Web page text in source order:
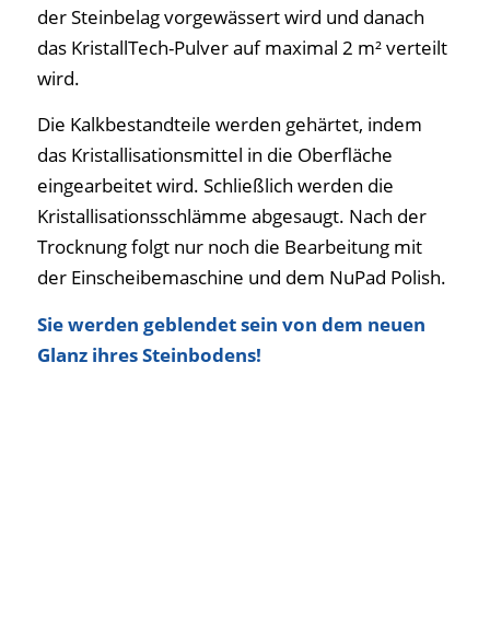
der Steinbelag vorgewässert wird und danach
das KristallTech-Pulver auf maximal 2 m² verteilt
wird.
Die Kalkbestandteile werden gehärtet, indem
das Kristallisationsmittel in die Oberfläche
eingearbeitet wird. Schließlich werden die
Kristallisationsschlämme abgesaugt. Nach der
Trocknung folgt nur noch die Bearbeitung mit
der Einscheibemaschine und dem NuPad Polish.
Sie werden geblendet sein von dem neuen
Glanz ihres Steinbodens!